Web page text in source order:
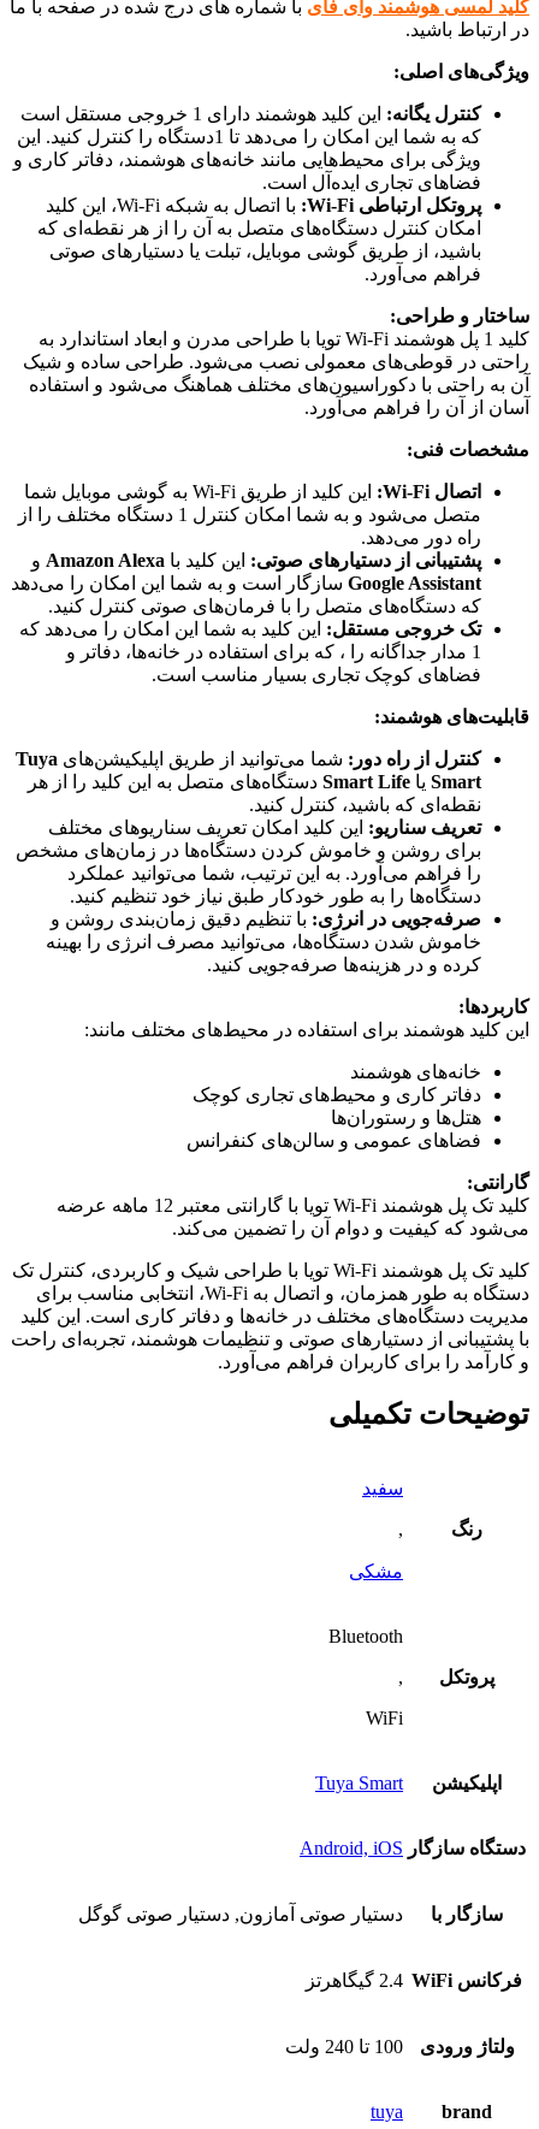
کلید لمسی هوشمند وای فای با شماره های درج شده در صفحه با ما
در ارتباط باشید.
ویژگی‌های اصلی:
کنترل یگانه:
این کلید هوشمند دارای 1 خروجی مستقل است
که به شما این امکان را می‌دهد تا 1دستگاه را کنترل کنید. این
ویژگی برای محیط‌هایی مانند خانه‌های هوشمند، دفاتر کاری و
فضاهای تجاری ایده‌آل است.
پروتکل ارتباطی Wi-Fi:
با اتصال به شبکه Wi-Fi، این کلید
امکان کنترل دستگاه‌های متصل به آن را از هر نقطه‌ای که
باشید، از طریق گوشی موبایل، تبلت یا دستیارهای صوتی
فراهم می‌آورد.
ساختار و طراحی:
کلید 1 پل هوشمند Wi-Fi تویا با طراحی مدرن و ابعاد استاندارد به
راحتی در قوطی‌های معمولی نصب می‌شود. طراحی ساده و شیک
آن به راحتی با دکوراسیون‌های مختلف هماهنگ می‌شود و استفاده
آسان از آن را فراهم می‌آورد.
مشخصات فنی:
اتصال Wi-Fi:
این کلید از طریق Wi-Fi به گوشی موبایل شما
متصل می‌شود و به شما امکان کنترل 1 دستگاه مختلف را از
راه دور می‌دهد.
پشتیبانی از دستیارهای صوتی: این کلید با Amazon Alexa و
Google Assistant سازگار است و به شما این امکان را می‌دهد
که دستگاه‌های متصل را با فرمان‌های صوتی کنترل کنید.
تک خروجی مستقل: این کلید به شما این امکان را می‌دهد که
1 مدار جداگانه را ، که برای استفاده در خانه‌ها، دفاتر و
فضاهای کوچک تجاری بسیار مناسب است.
قابلیت‌های هوشمند:
کنترل از راه دور: شما می‌توانید از طریق اپلیکیشن‌های Tuya
Smart یا Smart Life دستگاه‌های متصل به این کلید را از هر
نقطه‌ای که باشید، کنترل کنید.
تعریف سناریو: این کلید امکان تعریف سناریوهای مختلف
برای روشن و خاموش کردن دستگاه‌ها در زمان‌های مشخص
را فراهم می‌آورد. به این ترتیب، شما می‌توانید عملکرد
دستگاه‌ها را به طور خودکار طبق نیاز خود تنظیم کنید.
صرفه‌جویی در انرژی: با تنظیم دقیق زمان‌بندی روشن و
خاموش شدن دستگاه‌ها، می‌توانید مصرف انرژی را بهینه
کرده و در هزینه‌ها صرفه‌جویی کنید.
کاربردها:
این کلید هوشمند برای استفاده در محیط‌های مختلف مانند:
خانه‌های هوشمند
دفاتر کاری و محیط‌های تجاری کوچک
هتل‌ها و رستوران‌ها
فضاهای عمومی و سالن‌های کنفرانس
گارانتی:
کلید تک پل هوشمند Wi-Fi تویا با گارانتی معتبر 12 ماهه عرضه
می‌شود که کیفیت و دوام آن را تضمین می‌کند.
کلید تک پل هوشمند Wi-Fi تویا با طراحی شیک و کاربردی، کنترل تک
دستگاه به طور همزمان، و اتصال به Wi-Fi، انتخابی مناسب برای
مدیریت دستگاه‌های مختلف در خانه‌ها و دفاتر کاری است. این کلید
با پشتیبانی از دستیارهای صوتی و تنظیمات هوشمند، تجربه‌ای راحت
و کارآمد را برای کاربران فراهم می‌آورد.
توضیحات تکمیلی
رنگ
سفید
,
مشکی
پروتکل
Bluetooth
,
WiFi
اپلیکیشن Tuya Smart
دستگاه‌ سازگار Android, iOS
سازگار با دستیار صوتی آمازون, دستیار صوتی گوگل
فرکانس WiFi 2.4 گیگاهرتز
ولتاژ ورودی 100 تا 240 ولت
brand
tuya